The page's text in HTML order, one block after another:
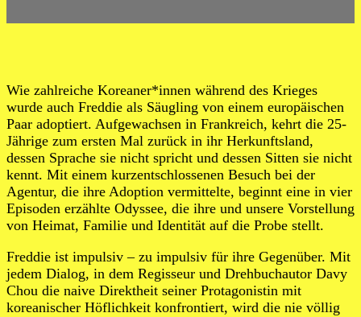
Wie zahlreiche Koreaner*innen während des Krieges
wurde auch Freddie als Säugling von einem europäischen
Paar adoptiert. Aufgewachsen in Frankreich, kehrt die 25-
Jährige zum ersten Mal zurück in ihr Herkunftsland,
dessen Sprache sie nicht spricht und dessen Sitten sie nicht
kennt. Mit einem kurzentschlossenen Besuch bei der
Agentur, die ihre Adoption vermittelte, beginnt eine in vier
Episoden erzählte Odyssee, die ihre und unsere Vorstellung
von Heimat, Familie und Identität auf die Probe stellt.
Freddie ist impulsiv – zu impulsiv für ihre Gegenüber. Mit
jedem Dialog, in dem Regisseur und Drehbuchautor Davy
Chou die naive Direktheit seiner Protagonistin mit
koreanischer Höflichkeit konfrontiert, wird die nie völlig